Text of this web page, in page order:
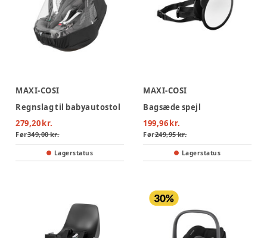
MAXI-COSI
Regnslag til babyautostol
279,20 kr.
Før349,00 kr.
Lagerstatus
MAXI-COSI
Bagsæde spejl
199,96 kr.
Før249,95 kr.
Lagerstatus